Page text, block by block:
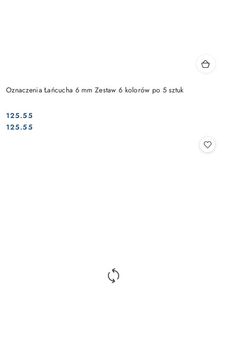
Oznaczenia Łańcucha 6 mm Zestaw 6 kolorów po 5 sztuk
Cena:
125.55
Cena:
125.55